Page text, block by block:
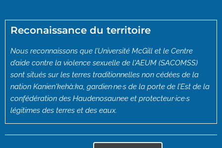
Reconaissance du territoire
Nous reconnaissons que l’Université McGill et le Centre
d’aide contre la violence sexuelle de l'AEUM (SACOMSS)
sont situés sur les terres traditionnelles non cédées de la
nation Kanien'kehà:ka, gardien·ne·s de la porte de l’Est de la
confédération des Haudenosaunee et protecteur·ice·s
légitimes des terres et des eaux.